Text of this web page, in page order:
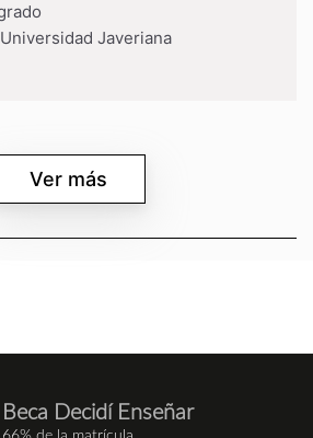
Javeriana
Ver más
Beca Decidí Enseñar